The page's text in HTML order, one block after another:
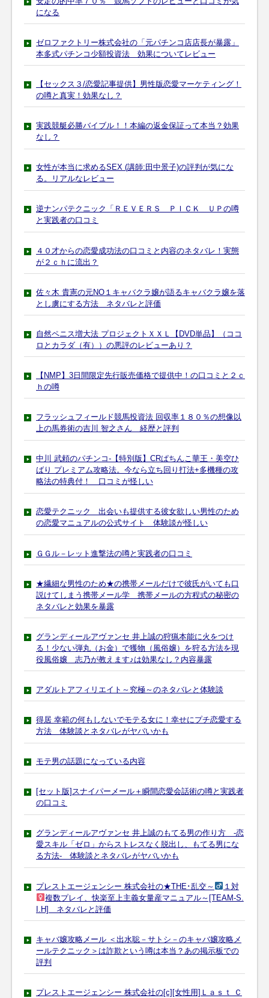
になる
ゼロファクトリー株式会社の「元パチンコ店店長が暴露」
本多式パチンコ少額投資法 効果についてレビュー
【セックス３/恋愛記事提供】男性版恋愛マーケティング！
の噂と真実！効果なし？
実践競艇必勝バイブル！！本編の返金保証って本当？効果
なし？
女性が本当に求めるSEX (講師:田中景子)の評判が気にな
る。リアルなレビュー
逆ナンパテクニック「ＲＥＶＥＲＳ ＰＩＣＫ ＵＰの噂
と実践者の口コミ
４０才からの恋愛成功法の口コミと内容のネタバレ！実態
が２ｃｈに流出？
佐々木 貴憲の元NO１キャバクラ嬢が語るキャバクラ嬢を落
とし虜にする方法 ネタバレと評価
自然ペニス増大法 プロジェクトＸＸＬ【DVD単品】（ココ
ロとカラダ（有））の悪評のレビューあり？
【NMP】3日間限定先行販売価格で提供中！の口コミと２ｃ
ｈの噂
フラッシュフィールド競馬投資法 回収率１８０％の想像以
上の馬券術の吉川 智之さん 経歴と評判
中川 武頼のパチンコ-【特別版】CRぱちんこ華王・美空ひ
ばり プレミアム攻略法。今なら立ち回り打法+多機種の攻
略法の特典付！ 口コミが怪しい
恋愛テクニック 出会いも提供する彼女欲しい男性のため
の恋愛マニュアルの公式サイト 体験談が怪しい
ＧＧル－レット進撃法の噂と実践者の口コミ
★繊細な男性のため★の携帯メールだけで彼氏がいても口
説けてしまう携帯メール学 携帯メールの方程式の秘密の
ネタバレと効果を暴露
グランディールアヴァンセ 井上誠の狩猟本能に火をつけ
る！少ない弾丸（お金）で獲物（風俗嬢）を狩る方法を現
役風俗嬢 志乃が教えます♪は効果なし？内容暴露
アダルトアフィリエイト～究極～のネタバレと体験談
得居 幸範の何もしないでモテる女に！幸せにプチ恋愛する
方法 体験談とネタバレがヤバいかも
モテ男の話題になっている内容
[セット版]スナイパーメール＋瞬間恋愛会話術の噂と実践者
の口コミ
グランディールアヴァンセ 井上誠のもてる男の作り方 -恋
愛スキル「ゼロ」からストレスなく脱出し、もてる男にな
る方法- 体験談とネタバレがヤバいかも
プレストエージェンシー 株式会社の★THE･乱交～
１対
複数プレイ、快楽至上主義女量産マニュアル～[TEAM-S.
I.H] ネタバレと評価
キャバ嬢攻略メール ＜出水聡－サトシ－のキャバ嬢攻略メ
ールテクニック＞は詐欺という噂は本当？あの掲示板での
評判
プレストエージェンシー 株式会社の[c][女性用]Ｌａｓｔ Ｃ